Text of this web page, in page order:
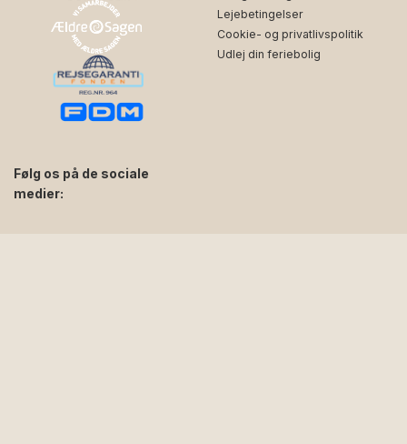
Følg os på de sociale
medier:
Lejebetingelser
Cookie- og privatlivspolitik
Udlej din feriebolig